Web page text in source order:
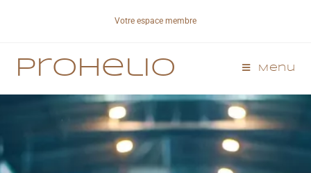
Votre espace membre
Prohelio Menu